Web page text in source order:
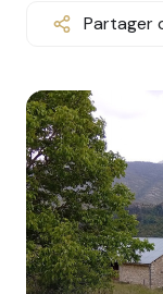
ESTIMATION
CONTACT
Partager